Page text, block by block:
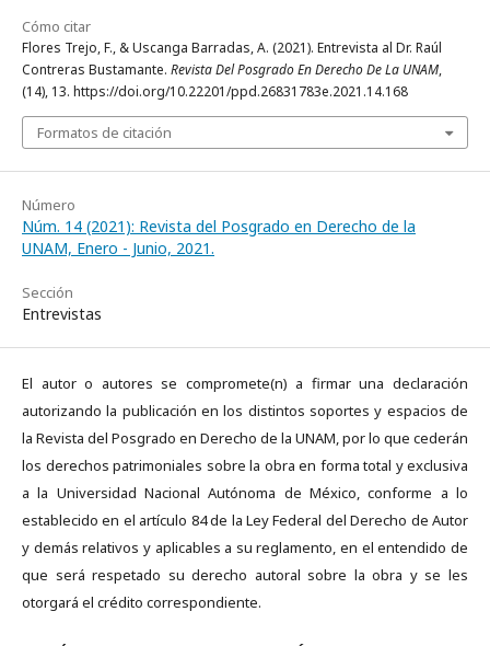
Cómo citar
Flores Trejo, F., & Uscanga Barradas, A. (2021). Entrevista al Dr. Raúl
Contreras Bustamante. Revista Del Posgrado En Derecho De La UNAM,
(14), 13. https://doi.org/10.22201/ppd.26831783e.2021.14.168
Formatos de citación
Número
Núm. 14 (2021): Revista del Posgrado en Derecho de la
UNAM, Enero - Junio, 2021.
Sección
Entrevistas
El autor o autores se compromete(n) a firmar una declaración
autorizando la publicación en los distintos soportes y espacios de
la Revista del Posgrado en Derecho de la UNAM, por lo que cederán
los derechos patrimoniales sobre la obra en forma total y exclusiva
a la Universidad Nacional Autónoma de México, conforme a lo
establecido en el artículo 84 de la Ley Federal del Derecho de Autor
y demás relativos y aplicables a su reglamento, en el entendido de
que será respetado su derecho autoral sobre la obra y se les
otorgará el crédito correspondiente.